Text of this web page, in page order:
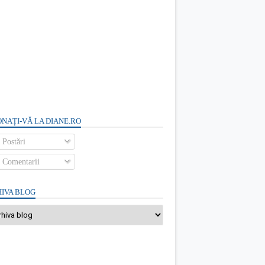
VĂ LA DIANE.RO
Postări
Comentarii
BLOG